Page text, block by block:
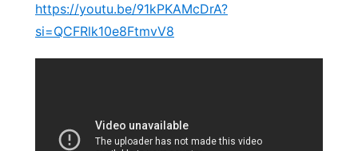
https://youtu.be/91kPKAMcDrA?
si=QCFRlk10e8FtmvV8